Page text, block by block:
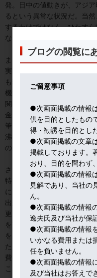
発。日中の値動きが、アジ
るという異常な状況だ。当
するわけではなく、ひたす
ない「金」の売買が国際金
まだまだ、３,０００ドル以
実需が増えるようになれば
も現物の裏付けがあるが、
機筋の恰好の売買ツールと
関与した筆者にしてみれば
金ETFの残高が増えたことが
筆者の感覚では、金売りエ
沸き立っているイメージが
の層を広げた功績は大きい
さて、昨日の金急騰の理由
特にPPI(生産者物価指数)が
になったことはドラマチッ
出来事だとされる。
更に、重要な経済指標であ
を下回った。関税導入前の
を占める個人消費は勢いを
た。但し、米小売り大手ウ
費者が値上げを実感し始め
こうした発言は説得力がある
ブログの閲覧に
ご留意事項
●次画面掲載の情報
供を目的としたもの
得・勧誘を目的とし
●次画面掲載の文章
掲載しております。
おり、目的を問わず
●次画面掲載の情報
見解であり、当社の
ん。
●次画面掲載の情報
逸夫氏及び当社が保
●次画面掲載の情報
いかなる費用または
任を負いません。
●次画面掲載の情報
及び当社はお答えで